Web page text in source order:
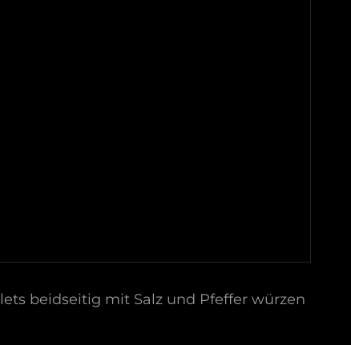
beidseitig mit Salz und Pfeffer würzen